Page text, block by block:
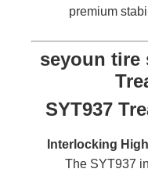
premium
SYT937
The SYT937